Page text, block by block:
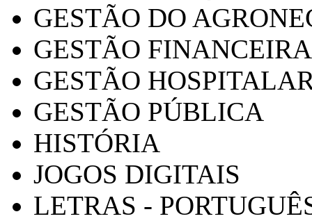
GESTÃO DO
GESTÃO FINANCEIRA
GESTÃO
GESTÃO PÚBLICA
HISTÓRIA
JOGOS DIGITAIS
LETRAS -